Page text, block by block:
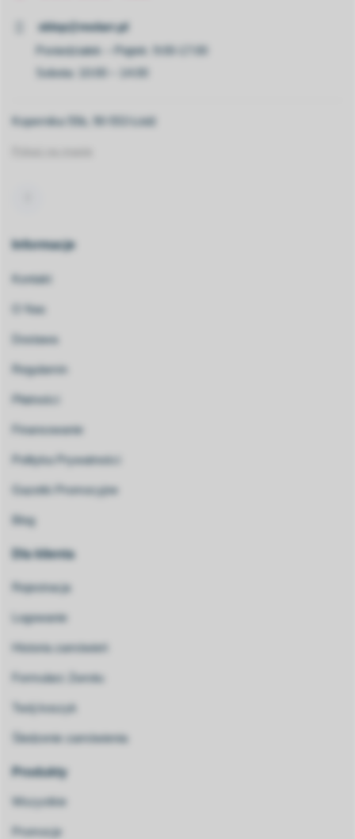
sklep@molarr.pl
Poniedziałek – Piątek: 9:00-17:00
Sobota: 10:00 – 14:00
Kopernika 55b, 90-553 Łódź
Informacje
Kontakt
O Nas
Dostawa
Regulamin
Płatności
Finansowanie
Polityka Prywatności
Gazetki Promocyjne
Blog
Dla klienta
Rejestracja
Logowanie
Historia zamówień
Formularz Zwrotu
Twój koszyk
Śledzenie zamówienia
Produkty
Wszystkie
Promocje